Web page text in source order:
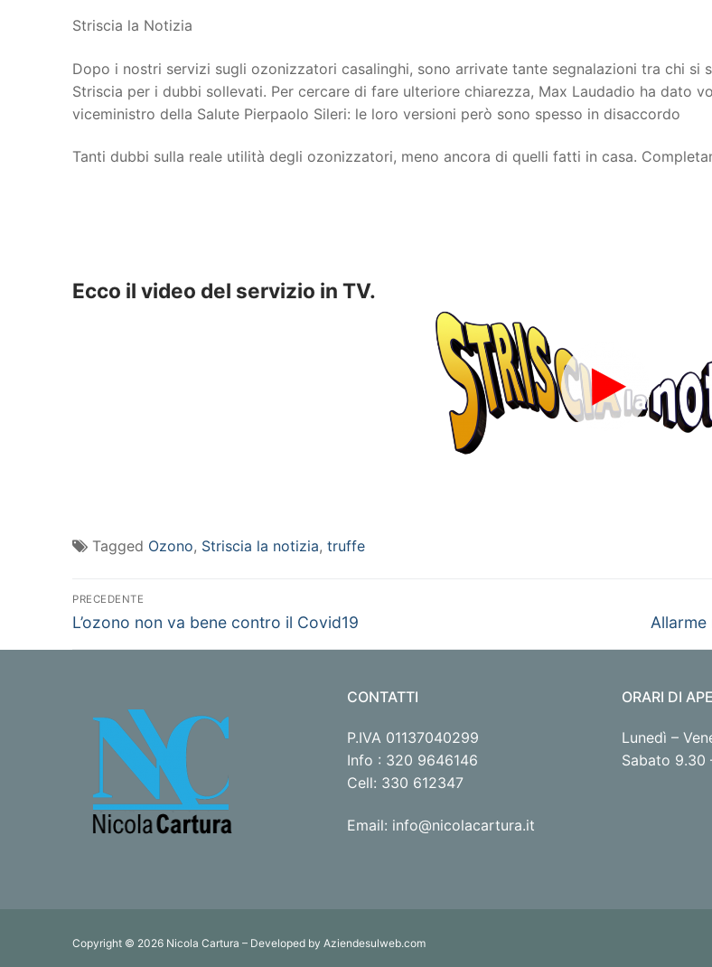
Striscia la Notizia
Dopo i nostri servizi sugli ozonizzatori casalinghi, sono arrivate tante segnalazioni tra chi si
Striscia per i dubbi sollevati. Per cercare di fare ulteriore chiarezza, Max Laudadio ha dato
viceministro della Salute Pierpaolo Sileri: le loro versioni però sono spesso in disaccordo
Tanti dubbi sulla reale utilità degli ozonizzatori, meno ancora di quelli fatti in casa.
Ecco il video del servizio in TV.
Tagged Ozono, Striscia la notizia, truffe
Navigazione
articoli
PRECEDENTE
Articolo
L’ozono non va bene contro il Covid19
Articolo
Allarme
CONTATTI
P.IVA 01137040299
Info : 320 9646146
Cell: 330 612347
Email: info@nicolacartura.it
ORARI DI
Lunedì –
Sabato 9.30
Copyright © 2026 Nicola Cartura – Developed by Aziendesulweb.com